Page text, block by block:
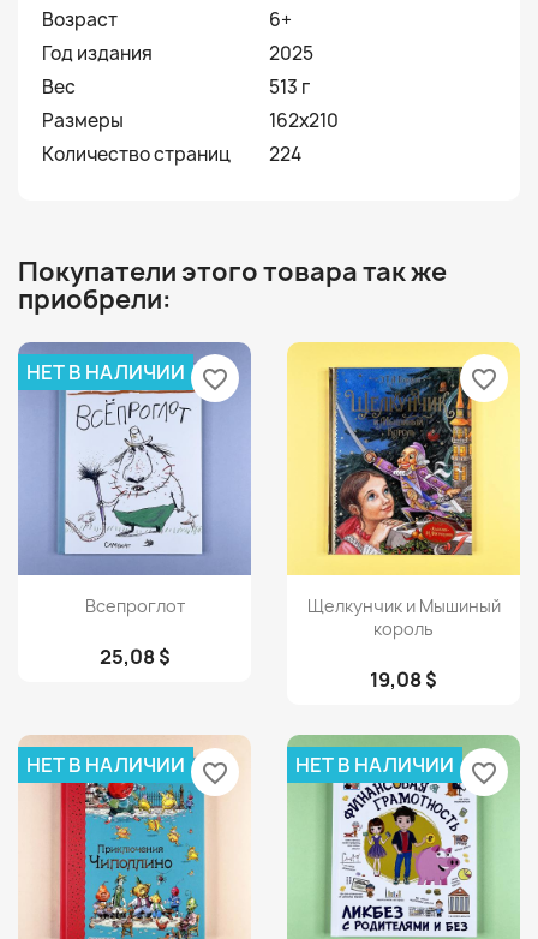
Возраст
6+
Год издания
2025
Вес
513 г
Размеры
162x210
Количество страниц
224
Покупатели этого товара так же
приобрели:
Просмотр
Всепроглот
25,08 $
НЕТ В НАЛИЧИИ favorite_border
Просмотр
Щелкунчик и Мышиный
король
19,08 $
favorite_border
НЕТ В НАЛИЧИИ favorite_border НЕТ В НАЛИЧИИ favorite_border